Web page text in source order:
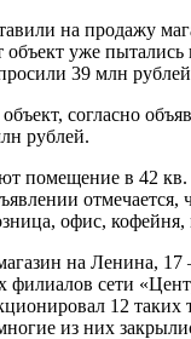
на продажу
уже
39 млн
объект, согласно
рублей.
помещение в 42
отмечается,
офис, кофейня,
на Ленина,
филиалов сети
12 таких
из них